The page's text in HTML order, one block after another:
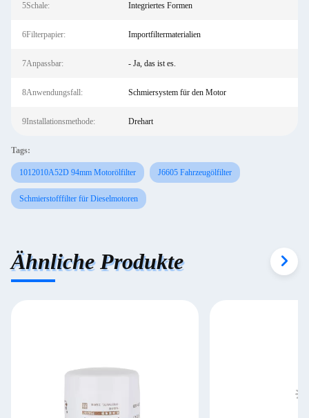
5Schale: Integriertes Formen
6Filterpapier: Importfiltermaterialien
7Anpassbar: - Ja, das ist es.
8Anwendungsfall: Schmiersystem für den Motor
9Installationsmethode: Drehart
Tags:
1012010A52D 94mm Motorölfilter J6605 Fahrzeugölfilter
Schmierstofffilter für Dieselmotoren
Ähnliche Produkte